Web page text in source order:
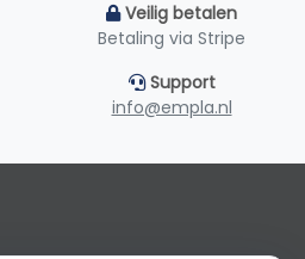
Veilig betalen
Betaling via Stripe
Support
info@empla.nl